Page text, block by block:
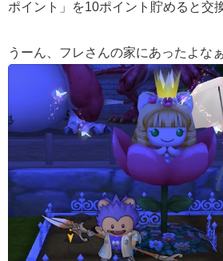
ポイント」を10ポイント貯めると交
うーん、フレさんの家にあったよな